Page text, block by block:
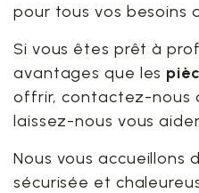
pour tous vos besoins
Si vous êtes prêt à
avantages que les
offrir, contactez-nous
laissez-nous vous
Nous vous accueillons
sécurisée et